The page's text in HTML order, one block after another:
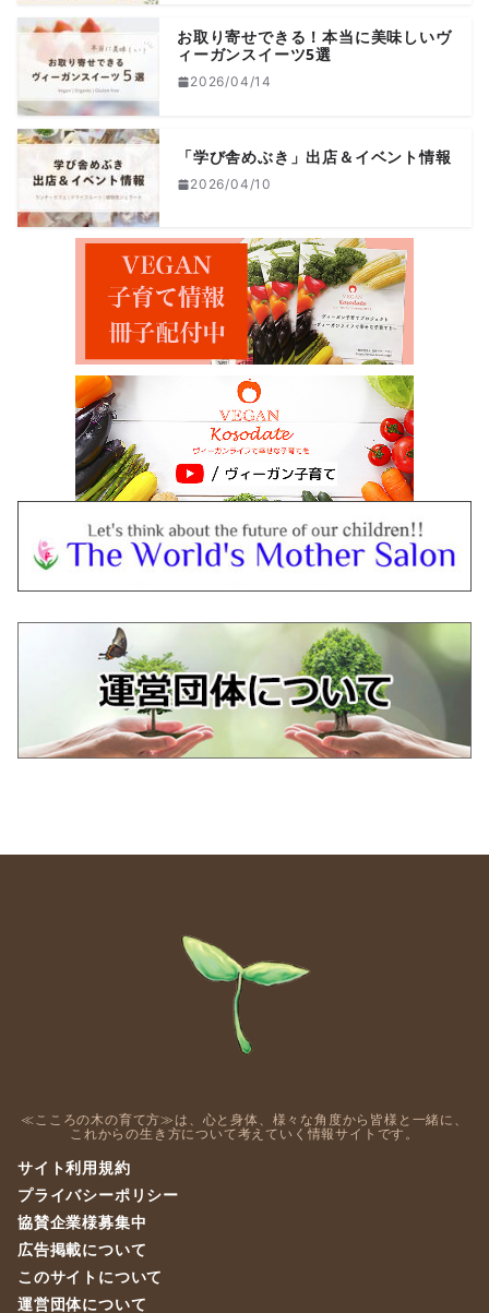
お取り寄せできる！本当に美味しいヴ
ィーガンスイーツ5選
2026/04/14
「学び舎めぶき」出店＆イベント情報
2026/04/10
≪こころの木の育て方≫は、心と身体、様々な角度から皆様と一緒に、
これからの生き方について考えていく情報サイトです。
サイト利用規約
プライバシーポリシー
協賛企業様募集中
広告掲載について
このサイトについて
運営団体について